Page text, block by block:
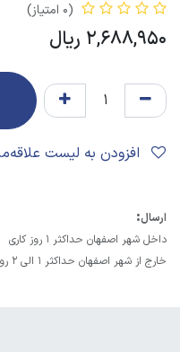
(0 امتیاز)
2,688,950 ریال
ارسال:
داخل شهر اصفهان حداکثر 1 روز کاری
خارج از شهر اصفهان حداکثر 1 الی 2 روز کاری